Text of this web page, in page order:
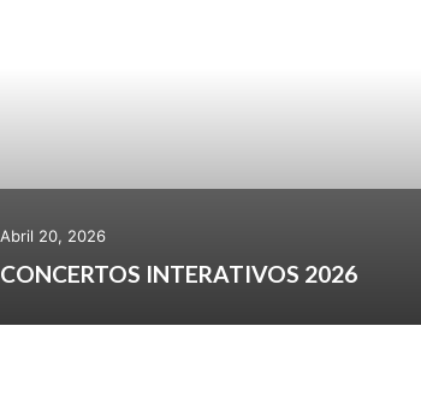
Abril 20, 2026
CONCERTOS INTERATIVOS 2026